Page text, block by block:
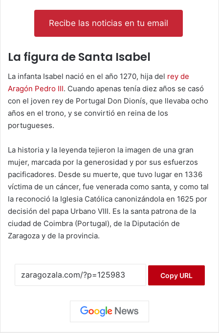
Recibe las noticias en tu email
La figura de Santa Isabel
La infanta Isabel nació en el año 1270, hija del rey de
Aragón Pedro III. Cuando apenas tenía diez años se casó
con el joven rey de Portugal Don Dionís, que llevaba ocho
años en el trono, y se convirtió en reina de los
portugueses.
La historia y la leyenda tejieron la imagen de una gran
mujer, marcada por la generosidad y por sus esfuerzos
pacificadores. Desde su muerte, que tuvo lugar en 1336
víctima de un cáncer, fue venerada como santa, y como tal
la reconoció la Iglesia Católica canonizándola en 1625 por
decisión del papa Urbano VIII. Es la santa patrona de la
ciudad de Coimbra (Portugal), de la Diputación de
Zaragoza y de la provincia.
Copy URL